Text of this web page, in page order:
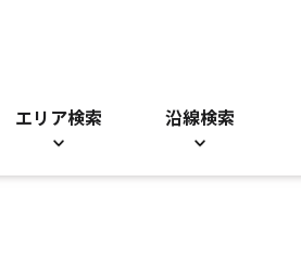
エリア検索 沿線検索